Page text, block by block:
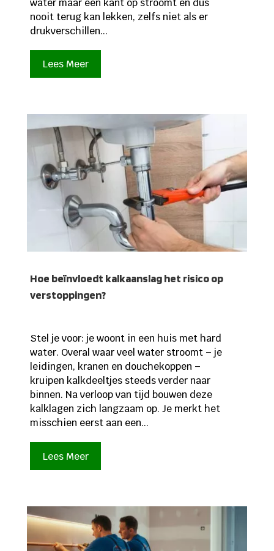
nooit terug kan lekken, zelfs niet als er
drukverschillen...
Lees Meer
Hoe beïnvloedt kalkaanslag het risico op
verstoppingen?
Stel je voor: je woont in een huis met hard
water. Overal waar veel water stroomt – je
leidingen, kranen en douchekoppen –
kruipen kalkdeeltjes steeds verder naar
binnen. Na verloop van tijd bouwen deze
kalklagen zich langzaam op. Je merkt het
misschien eerst aan een...
Lees Meer